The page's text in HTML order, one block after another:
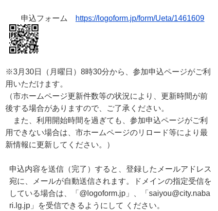
申込フォーム https://logoform.jp/form/Ueta/1461609
※3月30日（月曜日）8時30分から、参加申込ページがご利
用いただけます。
（市ホームページ更新件数等の状況により、更新時間が前
後する場合がありますので、ご了承ください。
また、利用開始時間を過ぎても、参加申込ページがご利
用できない場合は、市ホームページのリロード等により最
新情報に更新してください。）
申込内容を送信（完了）すると、登録したメールアドレス
宛に、メールが自動送信されます。ドメインの指定受信を
している場合は、「@logoform.jp」、「saiyou@city.naba
ri.lg.jp」を受信できるようにして ください。